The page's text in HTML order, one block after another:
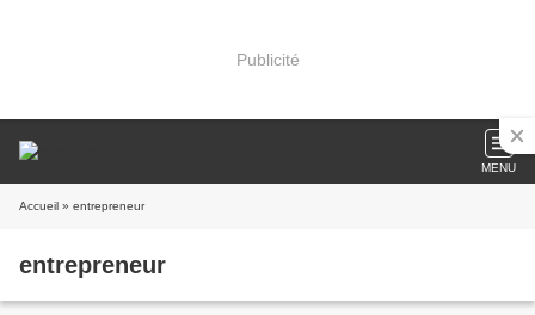
Publicité
MENU
Accueil » entrepreneur
entrepreneur